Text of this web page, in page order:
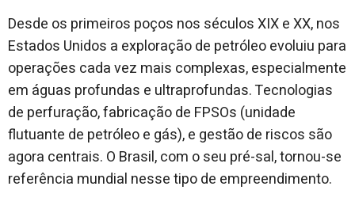
Desde os primeiros poços nos séculos XIX e XX, nos
Estados Unidos a exploração de petróleo evoluiu para
operações cada vez mais complexas, especialmente
em águas profundas e ultraprofundas. Tecnologias
de perfuração, fabricação de FPSOs (unidade
flutuante de petróleo e gás), e gestão de riscos são
agora centrais. O Brasil, com o seu pré-sal, tornou-se
referência mundial nesse tipo de empreendimento.